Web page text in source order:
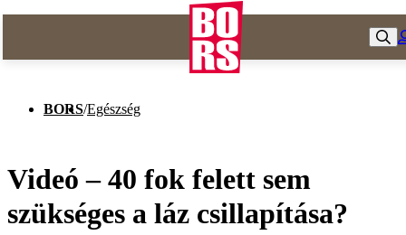
BORS/Egészség
Videó – 40 fok felett sem
szükséges a láz csillapítása?